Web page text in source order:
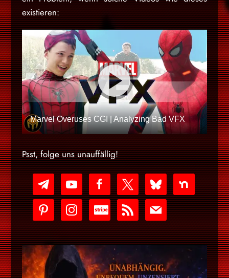
existieren:
Marvel Overuses CGI | Analyzing Bad VFX
Psst, folge uns unauffällig!
telegramyoutube-
play
facebookx blueskynextdoor
pinterestinstagram
cc-
stripe
rss mail